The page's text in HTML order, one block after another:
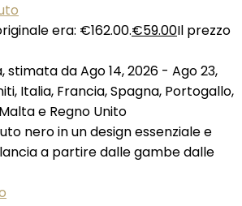
era: €162.00.€59.00Il prezzo
da Ago 14, 2026 - Ago 23,
Italia, Francia, Spagna, Portogallo,
e Regno Unito
nero in un design essenziale e
a partire dalle gambe dalle